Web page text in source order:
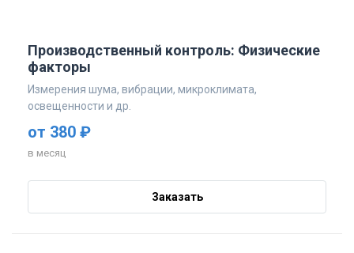
Производственный контроль: Физические
факторы
Измерения шума, вибрации, микроклимата,
освещенности и др.
от 380 ₽
в месяц
Заказать